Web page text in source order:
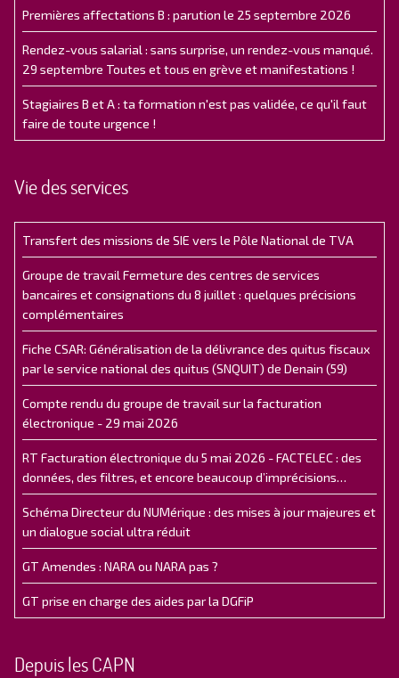
Premières affectations B : parution le 25 septembre 2026
Rendez-vous salarial : sans surprise, un rendez-vous manqué.
29 septembre Toutes et tous en grève et manifestations !
Stagiaires B et A : ta formation n'est pas validée, ce qu'il faut
faire de toute urgence !
Vie des services
Transfert des missions de SIE vers le Pôle National de TVA
Groupe de travail Fermeture des centres de services
bancaires et consignations du 8 juillet : quelques précisions
complémentaires
Fiche CSAR: Généralisation de la délivrance des quitus fiscaux
par le service national des quitus (SNQUIT) de Denain (59)
Compte rendu du groupe de travail sur la facturation
électronique - 29 mai 2026
RT Facturation électronique du 5 mai 2026 - FACTELEC : des
données, des filtres, et encore beaucoup d’imprécisions…
Schéma Directeur du NUMérique : des mises à jour majeures et
un dialogue social ultra réduit
GT Amendes : NARA ou NARA pas ?
GT prise en charge des aides par la DGFiP
Depuis les CAPN